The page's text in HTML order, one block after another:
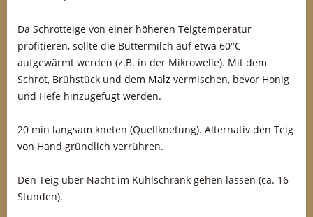
Da Schrotteige von einer höheren Teigtemperatur
profitieren, sollte die Buttermilch auf etwa 60°C
aufgewärmt werden (z.B. in der Mikrowelle). Mit dem
Schrot, Brühstück und dem Malz vermischen, bevor Honig
und Hefe hinzugefügt werden.
20 min langsam kneten (Quellknetung). Alternativ den Teig
von Hand gründlich verrühren.
Den Teig über Nacht im Kühlschrank gehen lassen (ca. 16
Stunden).